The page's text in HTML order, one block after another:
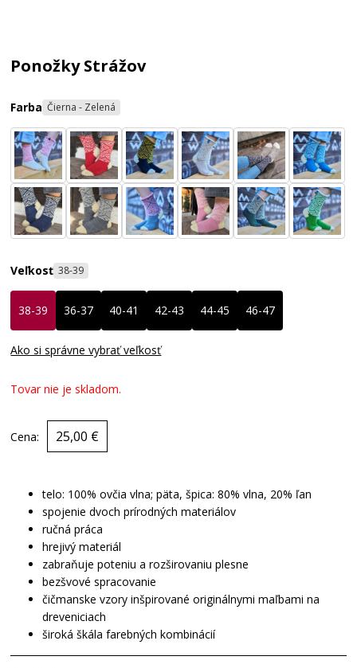
Ponožky Strážov
Farba Čierna - Zelená
Veľkosť 38-39
38-39 36-37 40-41 42-43 44-45 46-47
Ako si správne vybrať veľkosť
Tovar nie je skladom.
Cena: 25,00 €
telo: 100% ovčia vlna; päta, špica: 80% vlna, 20% ľan
spojenie dvoch prírodných materiálov
ručná práca
hrejivý materiál
zabraňuje poteniu a rozširovaniu plesne
bezšvové spracovanie
čičmanske vzory inšpirované originálnymi maľbami na
dreveniciach
široká škála farebných kombinácií